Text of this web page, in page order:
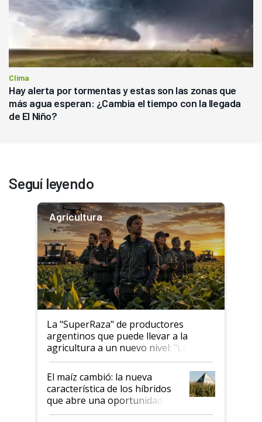
Clima
Hay alerta por tormentas y estas son las zonas que
más agua esperan: ¿Cambia el tiempo con la llegada
de El Niño?
Seguí leyendo
Agricultura
La "SuperRaza" de productores
argentinos que puede llevar a la
agricultura a un nuevo nivel: "Las
posibilidades de crecimiento son
infinitas"
El maíz cambió: la nueva
característica de los híbridos
que abre una oportunidad en
el lote